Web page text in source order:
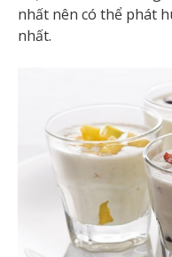
nhất nên có thể phát
nhất.